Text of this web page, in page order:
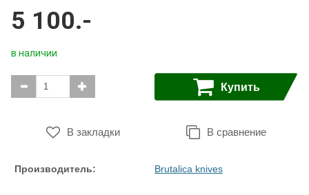
5 100.-
в наличии
Купить
В закладки В сравнение
Производитель: Brutalica knives